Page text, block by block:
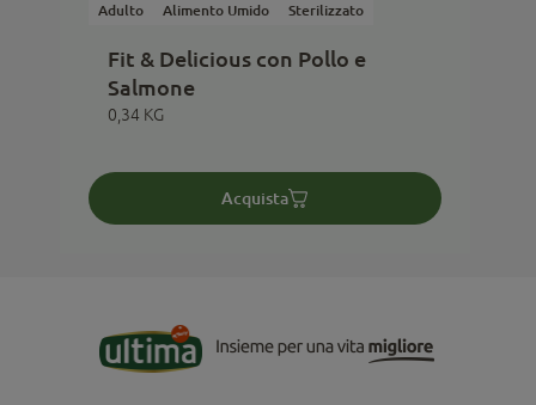
Adulto Alimento Umido Sterilizzato
Fit & Delicious con Pollo e
Salmone
0,34 KG
Acquista